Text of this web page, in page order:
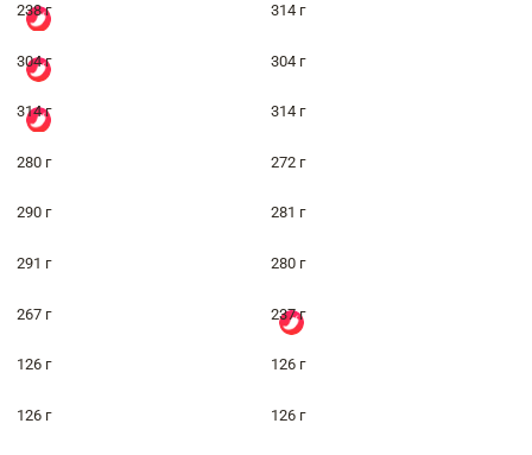
238 г 314 г
304 г 304 г
314 г 314 г
280 г 272 г
290 г 281 г
291 г 280 г
267 г 237 г
126 г 126 г
126 г 126 г